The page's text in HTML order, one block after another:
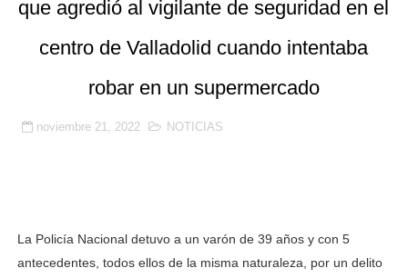
🔒 La seguridad privada se juega su futuro: vigilantes
que agredió al vigilante de seguridad en el
centro de Valladolid cuando intentaba
robar en un supermercado
noviembre 21, 2022 NOTICIAS
La Policía Nacional detuvo a un varón de 39 años y con 5
antecedentes, todos ellos de la misma naturaleza, por un delito